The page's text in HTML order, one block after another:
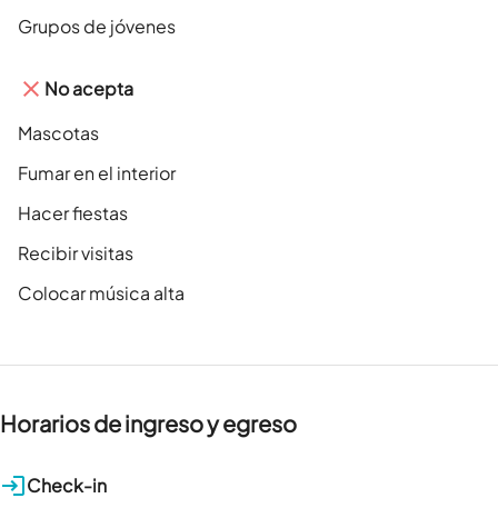
Grupos de jóvenes
No acepta
Mascotas
Fumar en el interior
Hacer fiestas
Recibir visitas
Colocar música alta
Horarios de ingreso y egreso
Check-in